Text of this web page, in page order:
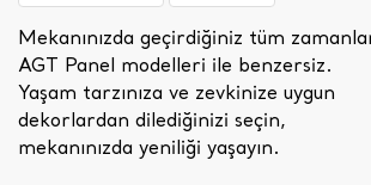
Mekanınızda geçirdiğiniz tüm
AGT Panel modelleri ile benzersiz.
Yaşam tarzınıza ve zevkinize uygun
dekorlardan dilediğinizi seçin,
mekanınızda yeniliği yaşayın.